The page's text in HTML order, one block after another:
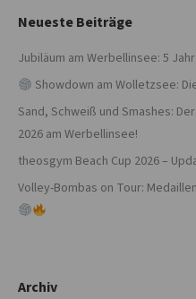
Neueste Beiträge
Jubiläum am Werbellinsee: 5
Showdown am Wolletzsee:
Sand, Schweiß und Smashes:
2026 am Werbellinsee!
theosgym Beach Cup 2026 –
Volley-Bombas on Tour:
Archiv